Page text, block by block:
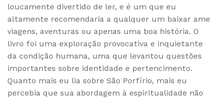
loucamente divertido de ler, e é um que eu
altamente recomendaria a qualquer um baixar ame
viagens, aventuras ou apenas uma boa história. O
livro foi uma exploração provocativa e inquietante
da condição humana, uma que levantou questões
importantes sobre identidade e pertencimento.
Quanto mais eu lia sobre São Porfírio, mais eu
percebia que sua abordagem à espiritualidade não